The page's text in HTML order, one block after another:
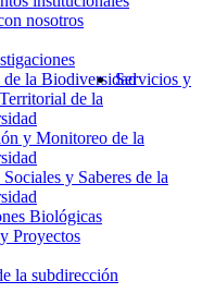
nosotros
de la Biodiversidad
de la
y Monitoreo de la
y Saberes de la
Biológicas
Proyectos
la subdirección
Servicios y